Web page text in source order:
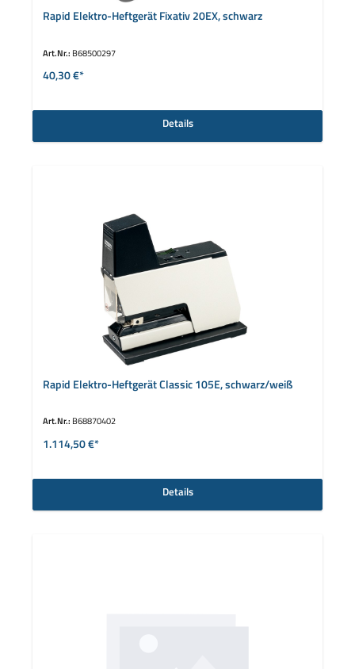
Rapid Elektro-Heftgerät Fixativ 20EX, schwarz
Art.Nr.: B68500297
40,30 €*
Details
Rapid Elektro-Heftgerät Classic 105E, schwarz/weiß
Art.Nr.: B68870402
1.114,50 €*
Details